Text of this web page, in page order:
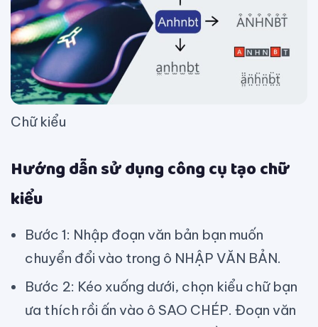
Chữ kiểu
Hướng dẫn sử dụng công cụ tạo chữ
kiểu
Bước 1: Nhập đoạn văn bản bạn muốn
chuyển đổi vào trong ô NHẬP VĂN BẢN.
Bước 2: Kéo xuống dưới, chọn kiểu chữ bạn
ưa thích rồi ấn vào ô SAO CHÉP. Đoạn văn